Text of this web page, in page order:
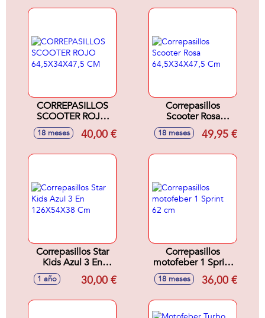
CORREPASILLOS
SCOOTER ROJO
64,5X34X47,5 CM
18 meses 40,00 €
Correpasillos
Scooter Rosa
64,5X34X47,5 Cm
18 meses 49,95 €
Correpasillos Star
Kids Azul 3 En
126X54X38 Cm
1 año 30,00 €
Correpasillos
motofeber 1 Sprint
62 cm
18 meses 36,00 €